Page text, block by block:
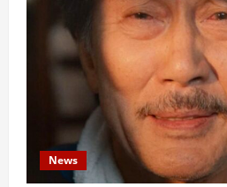
News